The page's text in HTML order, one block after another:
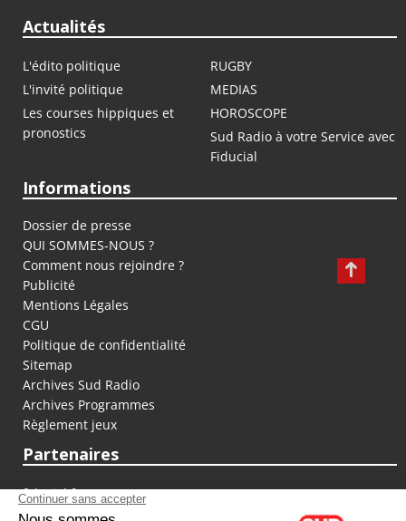
Actualités
L'édito politique
RUGBY
L'invité politique
MEDIAS
Les courses hippiques et
pronostics
HOROSCOPE
Sud Radio à votre Service avec
Fiducial
Informations
Dossier de presse
QUI SOMMES-NOUS ?
Comment nous rejoindre ?
Publicité
Mentions Légales
CGU
Politique de confidentialité
Sitemap
Archives Sud Radio
Archives Programmes
Règlement jeux
Partenaires
fiducial.fr
lyoncapitale.fr